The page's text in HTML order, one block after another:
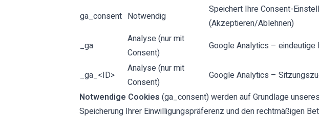
ga_consent Notwendig
Speichert Ihre Consent-
(Akzeptieren/Ablehnen)
_ga
Analyse (nur mit
Consent)
Google Analytics – eindeutige
_ga_<ID>
Analyse (nur mit
Consent)
Google Analytics –
Notwendige Cookies (ga_consent) werden auf Grundlage
Speicherung Ihrer Einwilligungspräferenz und den rechtmäßigen